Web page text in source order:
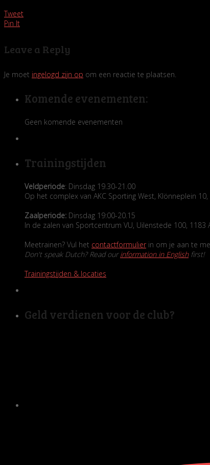
Tweet
Pin It
Leave a Reply
Je moet ingelogd zijn op om een reactie te plaatsen.
Komende evenementen:
Geen komende evenementen
Trainingstijden
Veldperiode: Dinsdag 19.30-21.00
Op het complex van AKC Sporting West, Klönneplein
Zaalperiode: Dinsdag 19:00-20.15
In de zalen van Sportcentrum VU, Uilenstede 100, 1183
Meetrainen? Vul het contactformulierin om je aan te
Don't speak Dutch? Read ourinformation in Englishfirst!
Trainingstijden & locaties
Geld verdienen voor de club?